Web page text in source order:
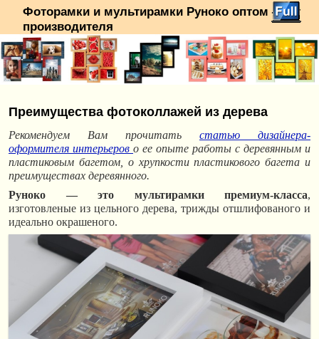
Фоторамки и мультирамки Руноко оптом — от
производителя
Преимущества фотоколлажей из дерева
Рекомендуем Вам прочитать статью дизайнера-
оформителя интерьеров о ее опыте работы с деревянным и
пластиковым багетом, о хрупкости пластикового багета и
преимуществах деревянного.
Руноко — это мультирамки премиум-класса,
изготовленые из цельного дерева, трижды отшлифованого и
идеально окрашеного.